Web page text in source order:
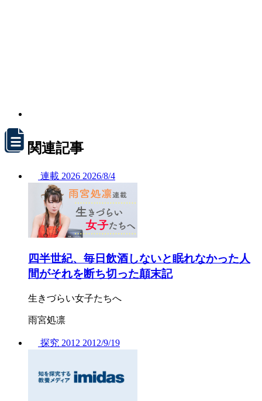
関連記事
連載 2026 2026/8/4
四半世紀、毎日飲酒しないと眠れなかった人
間がそれを断ち切った顛末記
生きづらい女子たちへ
雨宮処凛
探究 2012 2012/9/19